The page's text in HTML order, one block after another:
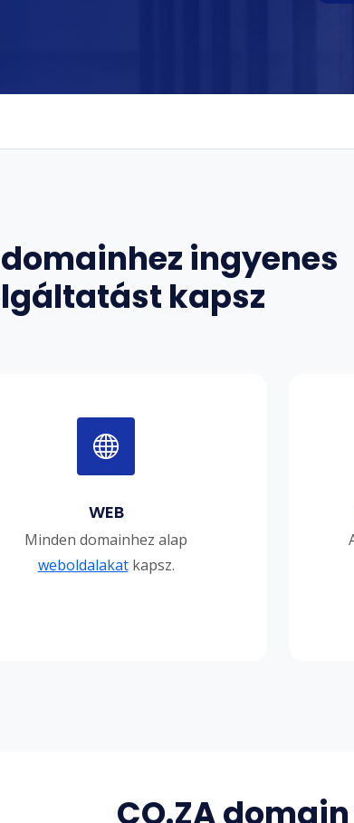
ingyenes
kapsz
WEB
Minden domainhez alap
weboldalakatkapsz.
CO.ZA